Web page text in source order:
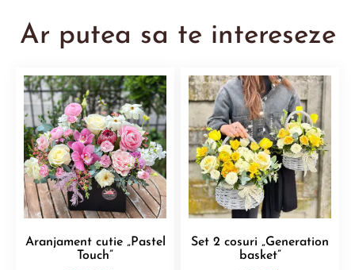
Ar putea sa te intereseze
Aranjament cutie „Pastel
Touch”
Set 2 cosuri „Generation
basket”